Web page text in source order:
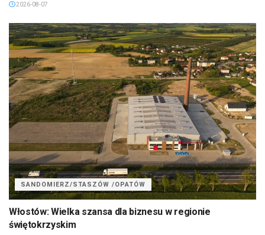
2026-08-07
SANDOMIERZ/STASZÓW /OPATÓW
Włostów: Wielka szansa dla biznesu w regionie
świętokrzyskim